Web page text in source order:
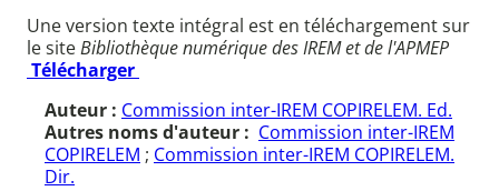
Une version texte intégral est en téléchargement sur
le siteBibliothèque numérique des IREM et de l'APMEP
Télécharger
Auteur : Commission inter-IREM COPIRELEM. Ed.
Autres noms d'auteur : Commission inter-IREM
COPIRELEM ; Commission inter-IREM COPIRELEM.
Dir.